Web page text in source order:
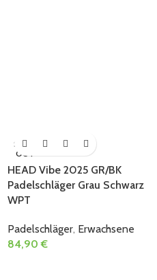
SOLD
OUT
HEAD Vibe 2025 GR/BK
Padelschläger Grau Schwarz
WPT
Padelschläger, Erwachsene
84,90€